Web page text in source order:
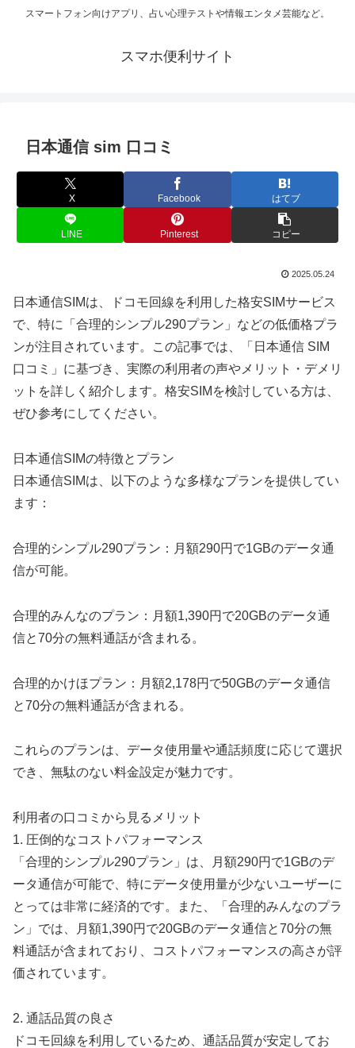
スマートフォン向けアプリ、占い心理テストや情報エンタメ芸能など。
スマホ便利サイト
日本通信 sim 口コミ
X Facebook はてブ
LINE Pinterest コピー
2025.05.24
日本通信SIMは、ドコモ回線を利用した格安SIMサービス
で、特に「合理的シンプル290プラン」などの低価格プラ
ンが注目されています。この記事では、「日本通信 SIM
口コミ」に基づき、実際の利用者の声やメリット・デメリ
ットを詳しく紹介します。格安SIMを検討している方は、
ぜひ参考にしてください。
日本通信SIMの特徴とプラン
日本通信SIMは、以下のような多様なプランを提供してい
ます：
合理的シンプル290プラン：月額290円で1GBのデータ通
信が可能。
合理的みんなのプラン：月額1,390円で20GBのデータ通
信と70分の無料通話が含まれる。
合理的かけほプラン：月額2,178円で50GBのデータ通信
と70分の無料通話が含まれる。
これらのプランは、データ使用量や通話頻度に応じて選択
でき、無駄のない料金設定が魅力です。
利用者の口コミから見るメリット
1. 圧倒的なコストパフォーマンス
「合理的シンプル290プラン」は、月額290円で1GBのデ
ータ通信が可能で、特にデータ使用量が少ないユーザーに
とっては非常に経済的です。また、「合理的みんなのプラ
ン」では、月額1,390円で20GBのデータ通信と70分の無
料通話が含まれており、コストパフォーマンスの高さが評
価されています。
2. 通話品質の良さ
ドコモ回線を利用しているため、通話品質が安定してお